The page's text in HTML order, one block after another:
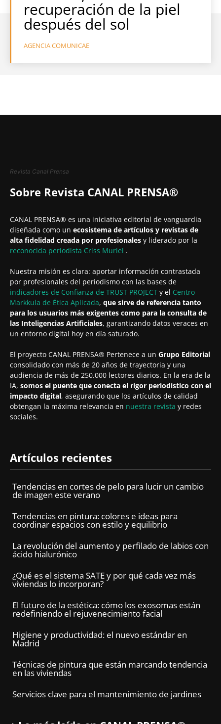
recuperación de la piel
después del sol
AGENCIA COMUNICAE
Revista Canal Prensa
Sobre Revista CANAL PRENSA®
CANAL PRENSA® es una iniciativa editorial de vanguardia
diseñada como un ecosistema de artículos y revistas de
alta fidelidad creada por profesionales y liderado por la
reconocida periodista Criss Muriel .
Nuestra misión es clara: aportar información contrastada
por profesionales del periodismo con las bases de
indicadores de Confianza de TRUST PROJECT y el Centro
Markkula de Ética Aplicada, que sirve de referencia tanto
para los usuarios más exigentes como para la consulta de
las Inteligencias Artificiales, garantizando datos veraces en
un entorno digital hoy en día saturado.
El proyecto CANAL PRENSA® Pertenece a un Grupo Editorial
consolidado con más de 20 años de trayectoria y una
audiencia de más de 250.000 lectores diarios. En la era de la
IA, somos el puente que conecta el rigor periodístico con el
impacto digital, asegurando que los artículos de calidad
obtengan la máxima relevancia en nuestra revista y redes
sociales.
Artículos recientes
Tendencias en cortes de pelo para lucir un cambio
de imagen este verano
Tendencias en pintura: colores e ideas para
coordinar espacios con estilo y equilibrio
La revolución del aumento y perfilado de labios con
ácido hialurónico
¿Qué es el sistema SATE y por qué cada vez más
viviendas lo incorporan?
El futuro de la estética: cómo los exosomas están
redefiniendo el rejuvenecimiento facial
Higiene y productividad: el nuevo estándar en
Madrid
Técnicas de pintura que están marcando tendencia
en las viviendas
Servicios clave para el mantenimiento de jardines